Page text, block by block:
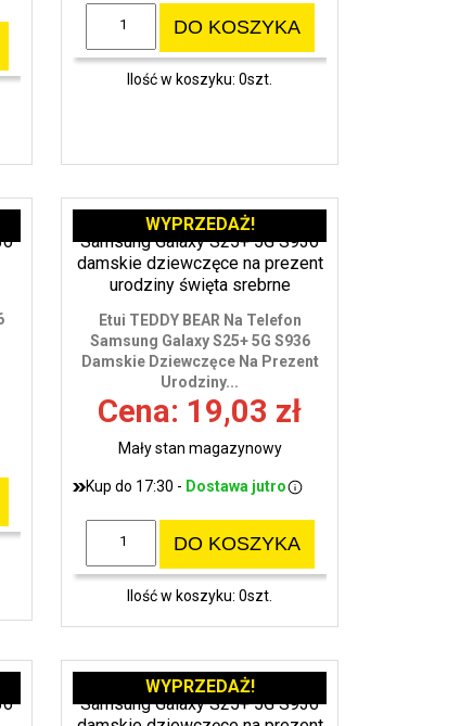
DO KOSZYKA
Ilość w koszyku: 0szt.
Etui TEDDY BEAR Na Telefon
Samsung Galaxy S25+ 5G S936
Damskie Dziewczęce Na Prezent
Urodziny...
Cena: 19,03 zł
Mały stan magazynowy
Kup do 17:30 - Dostawa jutro
DO KOSZYKA
Ilość w koszyku: 0szt.
WYPRZEDAŻ!
WYPRZEDAŻ!